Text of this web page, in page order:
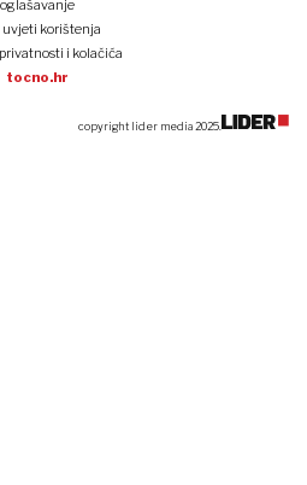
oglašavanje
uvjeti korištenja
i kolačića
tocno.hr
copyright lider media 2025.